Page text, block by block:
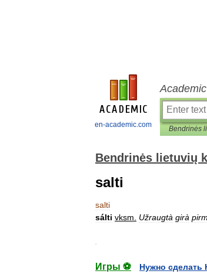
en-academic.com
Bendrinės lietuvių
salti
salti
sálti vksm Užraugtà girà
Игры ⚽
Нужно сделать